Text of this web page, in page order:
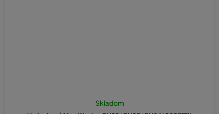
Skladom